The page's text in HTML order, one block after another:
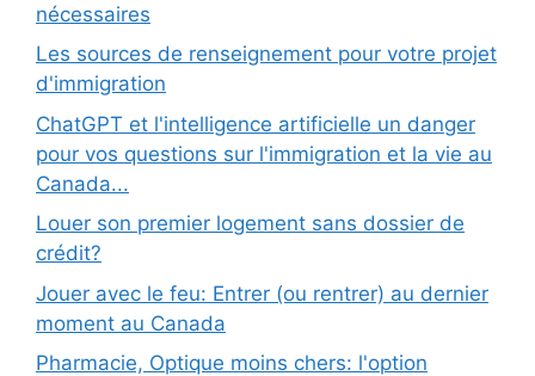
nécessaires
Les sources de renseignement pour votre projet
d'immigration
ChatGPT et l'intelligence artificielle un danger
pour vos questions sur l'immigration et la vie au
Canada...
Louer son premier logement sans dossier de
crédit?
Jouer avec le feu: Entrer (ou rentrer) au dernier
moment au Canada
Pharmacie, Optique moins chers: l'option